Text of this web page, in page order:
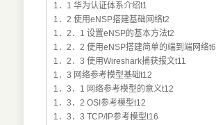
1．1 华为认证体系介绍t1
1．2 使用eNSP搭建基础网络t2
1．2．1 设置eNSP的基本方法t2
1．2．2 使用eNSP搭建简单的端到端网络t6
1．2．3 使用Wireshark捕获报文t11
1．3 网络参考模型基础t12
1．3．1 网络参考模型的意义t12
1．3．2 OSI参考模型t12
1．3．3 TCP/IP参考模型t16